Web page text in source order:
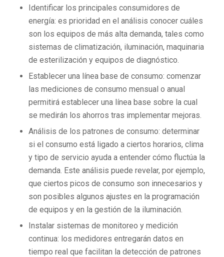
Identificar los principales consumidores de
energía: es prioridad en el análisis conocer cuáles
son los equipos de más alta demanda, tales como
sistemas de climatización, iluminación, maquinaria
de esterilización y equipos de diagnóstico.
Establecer una línea base de consumo: comenzar
las mediciones de consumo mensual o anual
permitirá establecer una línea base sobre la cual
se medirán los ahorros tras implementar mejoras.
Análisis de los patrones de consumo: determinar
si el consumo está ligado a ciertos horarios, clima
y tipo de servicio ayuda a entender cómo fluctúa la
demanda. Este análisis puede revelar, por ejemplo,
que ciertos picos de consumo son innecesarios y
son posibles algunos ajustes en la programación
de equipos y en la gestión de la iluminación.
Instalar sistemas de monitoreo y medición
continua: los medidores entregarán datos en
tiempo real que facilitan la detección de patrones